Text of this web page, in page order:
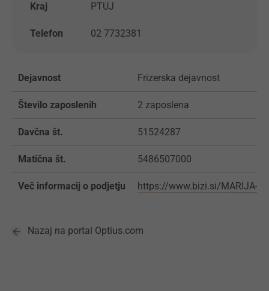
Kraj PTUJ
Telefon 02 7732381
Dejavnost Frizerska dejavnost
Število zaposlenih 2 zaposlena
Davčna št. 51524287
Matična št. 5486507000
Več informacij o podjetju https://www.bizi.si/MARIJA-
Nazaj na portal Optius.com